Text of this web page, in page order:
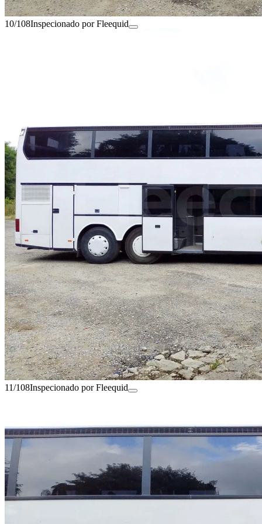
10/108Inspecionado por Fleequid
11/108Inspecionado por Fleequid